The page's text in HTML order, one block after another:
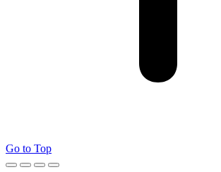
Go to Top